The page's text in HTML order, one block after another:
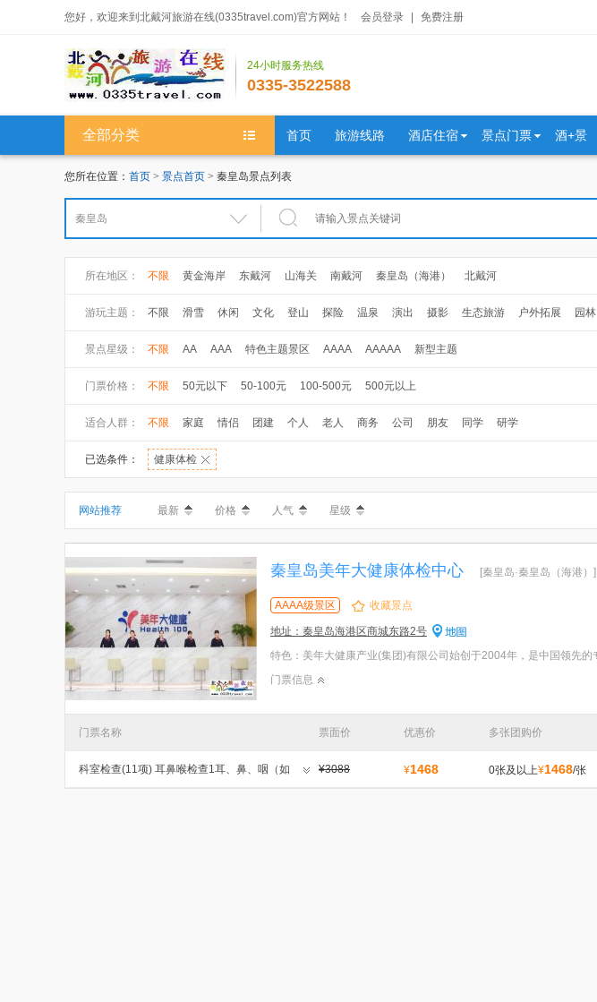
您好，欢迎来到北戴河旅游在线(0335travel.com)官方网站！ 会员登录 免费注册
24小时服务热线
0335-3522588
全部分类 首页 旅游线路 酒店住宿 景点门票 酒+景
您所在位置： 首页 > 景点首页 > 秦皇岛景点列表
所在地区： 不限 黄金海岸 东戴河 山海关 南戴河 秦皇岛（海港） 北戴河
游玩主题： 不限 滑雪 休闲 文化 登山 探险 温泉 演出 摄影 生态旅游 户外拓展 园林
景点星级： 不限 AA AAA 特色主题景区 AAAA AAAAA 新型主题
门票价格： 不限 50元以下 50-100元 100-500元 500元以上
适合人群： 不限 家庭 情侣 团建 个人 老人 商务 公司 朋友 同学 研学
已选条件： 健康体检
网站推荐 最新 价格 人气 星级
秦皇岛美年大健康体检中心 [秦皇岛·秦皇岛（海港）]
AAAA级景区 收藏景点
地址：秦皇岛海港区商城东路2号
门票信息
门票名称 票面价 优惠价 多张团购价
科室检查(11项) 耳鼻喉检查1耳、鼻、咽（如
中耳炎、鼓膜穿孔、扁桃体肿大）有无异常等
¥3088 ¥1468 0张及以上¥1468/张